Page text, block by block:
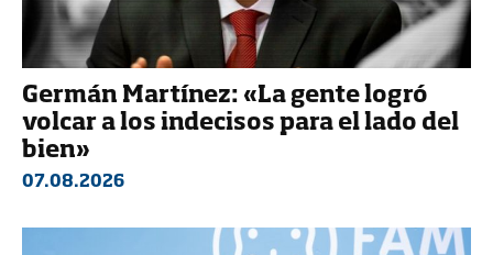
Germán Martínez: «La gente logró
volcar a los indecisos para el lado del
bien»
07.08.2026